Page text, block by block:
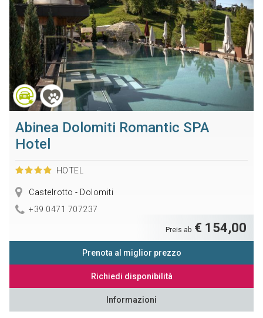
Abinea Dolomiti Romantic SPA
Hotel
HOTEL
Castelrotto - Dolomiti
+39 0471 707237
Preis ab € 154,00
Prenota al miglior prezzo
Richiedi disponibilità
Informazioni